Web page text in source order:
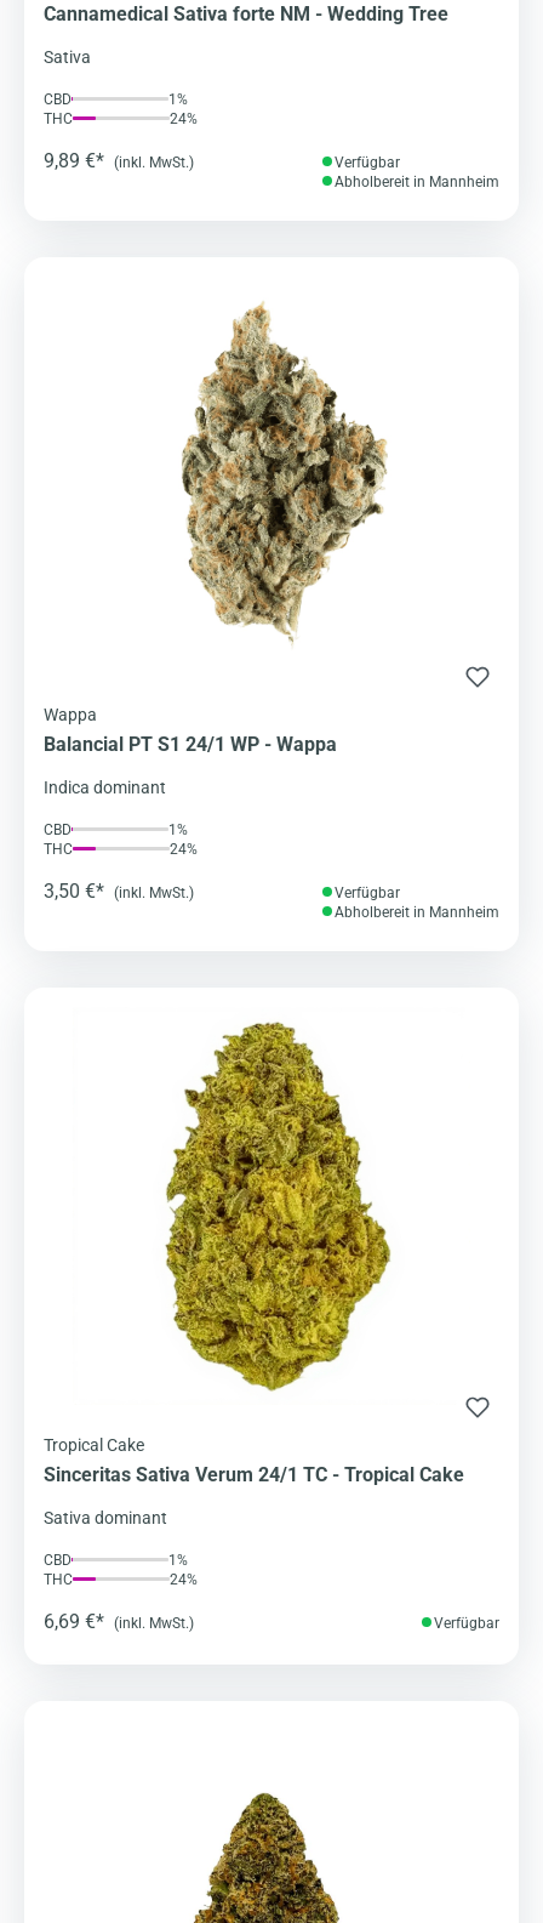
Cannamedical Sativa forte NM - Wedding Tree
Sativa
CBD
1%
THC
24%
9,89 €* (inkl. MwSt.)
Verfügbar
Abholbereit in Mannheim
Wappa
Balancial PT S1 24/1 WP - Wappa
Indica dominant
CBD
1%
THC
24%
3,50 €* (inkl. MwSt.)
Verfügbar
Abholbereit in Mannheim
Tropical Cake
Sinceritas Sativa Verum 24/1 TC - Tropical Cake
Sativa dominant
CBD
1%
THC
24%
6,69 €* (inkl. MwSt.) Verfügbar